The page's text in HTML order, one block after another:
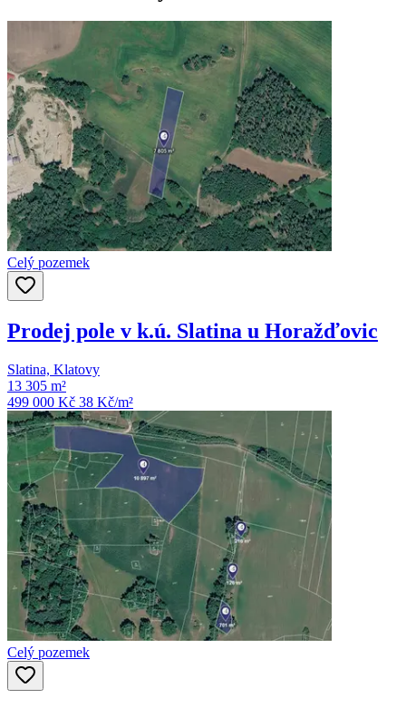
Celý pozemek
Prodej pole v k.ú. Slatina u Horažďovic
Slatina, Klatovy
13 305 m²
499 000 Kč 38 Kč/m²
Celý pozemek